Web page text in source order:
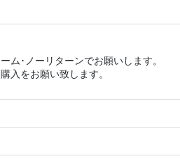
ム･ノーリターンでお願いします。
入をお願い致します。